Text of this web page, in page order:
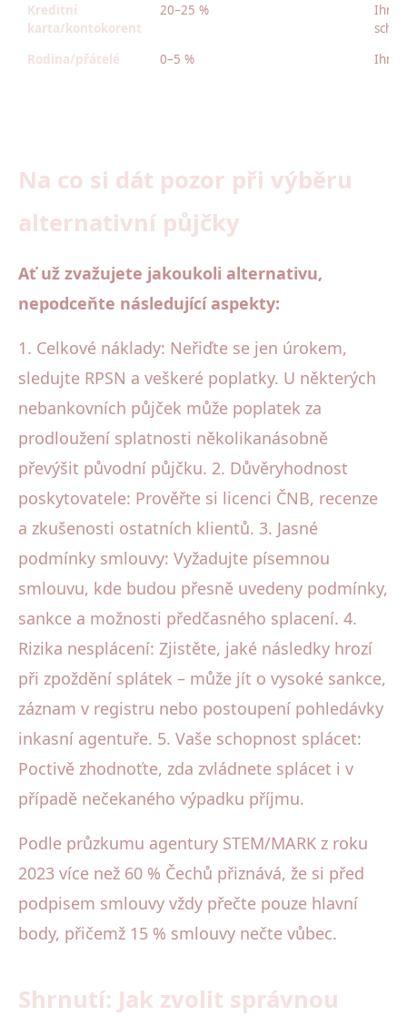
Kreditní
karta/kontokorent
20–25 %
Rodina/přátelé
0–5 % Ihned
Na co si dát pozor při výběru
alternativní půjčky
Ať už zvažujete jakoukoli alternativu,
nepodceňte následující aspekty:
1. Celkové náklady: Neřiďte se jen úrokem,
sledujte RPSN a veškeré poplatky. U některých
nebankovních půjček může poplatek za
prodloužení splatnosti několikanásobně
převýšit původní půjčku. 2. Důvěryhodnost
poskytovatele: Prověřte si licenci ČNB, recenze
a zkušenosti ostatních klientů. 3. Jasné
podmínky smlouvy: Vyžadujte písemnou
smlouvu, kde budou přesně uvedeny podmínky,
sankce a možnosti předčasného splacení. 4.
Rizika nesplácení: Zjistěte, jaké následky hrozí
při zpoždění splátek – může jít o vysoké sankce,
záznam v registru nebo postoupení pohledávky
inkasní agentuře. 5. Vaše schopnost splácet:
Poctivě zhodnoťte, zda zvládnete splácet i v
případě nečekaného výpadku příjmu.
Podle průzkumu agentury STEM/MARK z roku
2023 více než 60 % Čechů přiznává, že si před
podpisem smlouvy vždy přečte pouze hlavní
body, přičemž 15 % smlouvy nečte vůbec.
Shrnutí: Jak zvolit správnou